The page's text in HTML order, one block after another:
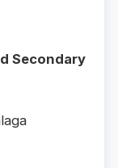
Secondary